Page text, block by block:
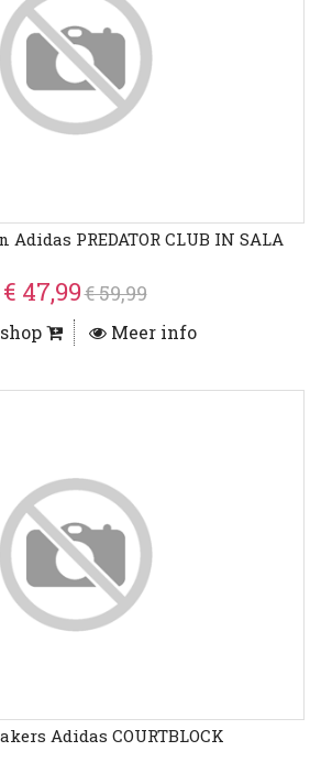
PREDATOR CLUB IN SALA
€ 47,99€ 59,99
Meer info
Adidas COURTBLOCK